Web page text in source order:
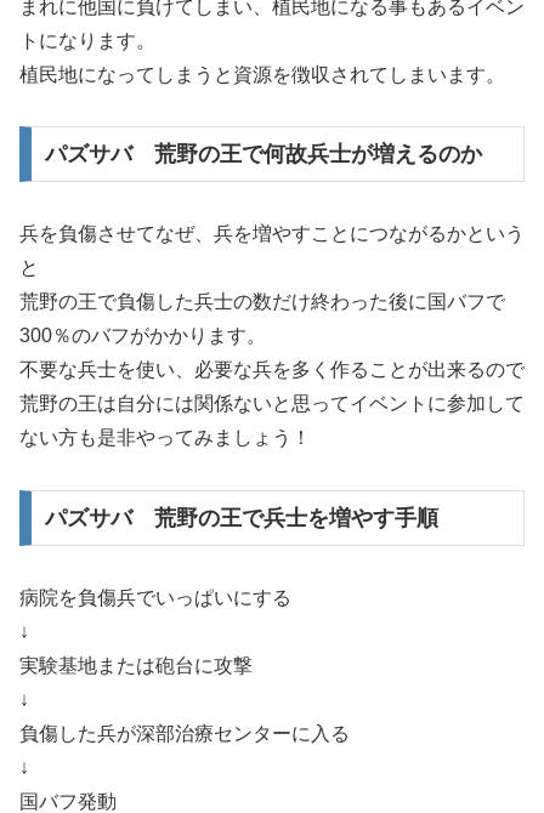
まれに他国に負けてしまい、植民地になる事もあるイベン
トになります。
植民地になってしまうと資源を徴収されてしまいます。
パズサバ 荒野の王で何故兵士が増えるのか
兵を負傷させてなぜ、兵を増やすことにつながるかという
と
荒野の王で負傷した兵士の数だけ終わった後に国バフで
300％のバフがかかります。
不要な兵士を使い、必要な兵を多く作ることが出来るので
荒野の王は自分には関係ないと思ってイベントに参加して
ない方も是非やってみましょう！
パズサバ 荒野の王で兵士を増やす手順
病院を負傷兵でいっぱいにする
↓
実験基地または砲台に攻撃
↓
負傷した兵が深部治療センターに入る
↓
国バフ発動